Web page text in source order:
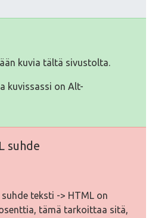
kuvia tältä sivustolta.
kuvissassi on Alt-
suhde
teksti -> HTML on
tämä tarkoittaa sitä,